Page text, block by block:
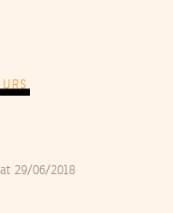
29/06/2018